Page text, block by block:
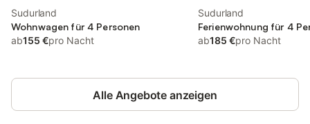
Sudurland
Wohnwagen für 4 Personen
ab155 €pro Nacht
Sudurland
Ferienwohnung für 4
ab185 €pro Nacht
Alle Angebote anzeigen